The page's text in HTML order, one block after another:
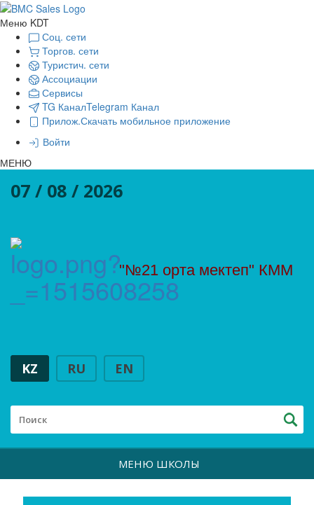
Меню KDT
Соц. сети
Торгов. сети
Туристич. сети
Ассоциации
Сервисы
TG КаналTelegram Канал
Прилож.Скачать мобильное приложение
Войти
МЕНЮ
07 / 08 / 2026
"№21 орта мектеп" КММ
KZ RU EN
МЕНЮ ШКОЛЫ